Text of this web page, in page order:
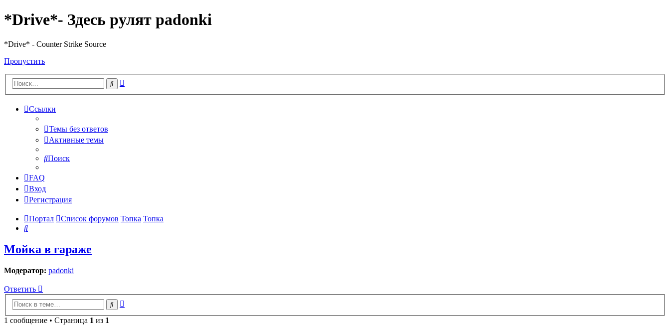
*Drive*- Здесь рулят padonki
*Drive* - Counter Strike Source
Пропустить
Поиск
Ссылки
Темы без ответов
Активные темы
Поиск
FAQ
Вход
Регистрация
Портал Список форумов Топка Топка
Поиск
Мойка в гараже
Модератор: padonki
Ответить
Поиск
1 сообщение • Страница 1 из 1